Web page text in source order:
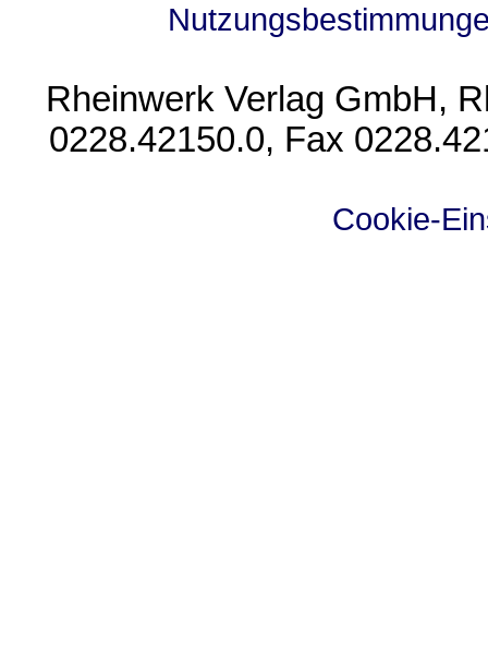
Rheinwerk Verlag GmbH,
0228.42150.0, Fax
Cookie-